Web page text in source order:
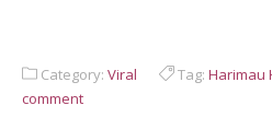
Category: Viral Tag: Harimau
comment